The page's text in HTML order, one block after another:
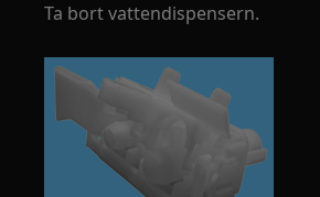
Ta bort vattendispensern.